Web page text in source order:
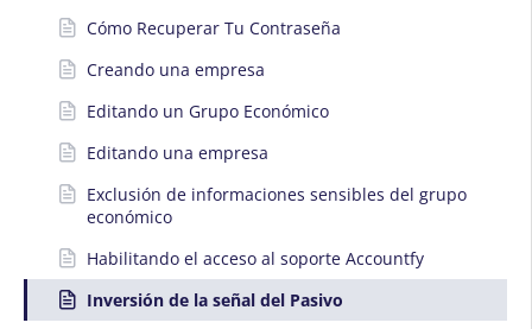
Cómo Recuperar Tu Contraseña
Creando una empresa
Editando un Grupo Económico
Editando una empresa
Exclusión de informaciones sensibles del grupo
económico
Habilitando el acceso al soporte Accountfy
Inversión de la señal del Pasivo